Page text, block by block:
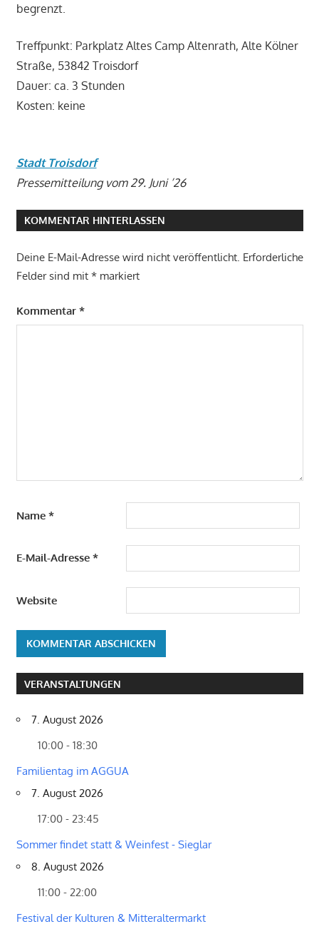
begrenzt.
Treffpunkt: Parkplatz Altes Camp Altenrath, Alte Kölner
Straße, 53842 Troisdorf
Dauer: ca. 3 Stunden
Kosten: keine
Stadt Troisdorf
Pressemitteilung vom 29. Juni ’26
KOMMENTAR HINTERLASSEN
Deine E-Mail-Adresse wird nicht veröffentlicht. Erforderliche
Felder sind mit *markiert
Kommentar *
Name *
E-Mail-Adresse *
Website
VERANSTALTUNGEN
7. August 2026
10:00 - 18:30
Familientag im AGGUA
7. August 2026
17:00 - 23:45
Sommer findet statt & Weinfest - Sieglar
8. August 2026
11:00 - 22:00
Festival der Kulturen & Mitteraltermarkt